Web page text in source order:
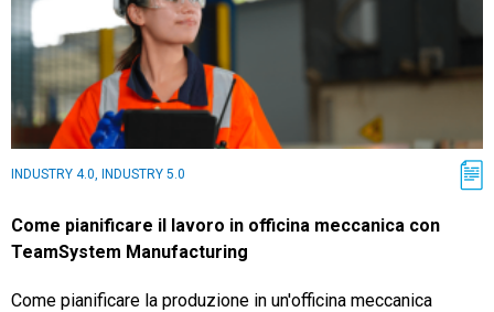
INDUSTRY 4.0, INDUSTRY 5.0
Come pianificare il lavoro in officina meccanica con
TeamSystem Manufacturing
Come pianificare la produzione in un'officina meccanica